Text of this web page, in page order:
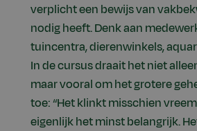
verplicht een bewijs van
nodig heeft. Denk aan
tuincentra, dierenwinkels,
In de cursus draait het niet
maar vooral om het grotere
toe: “Het klinkt misschien
eigenlijk het minst belangrijk.